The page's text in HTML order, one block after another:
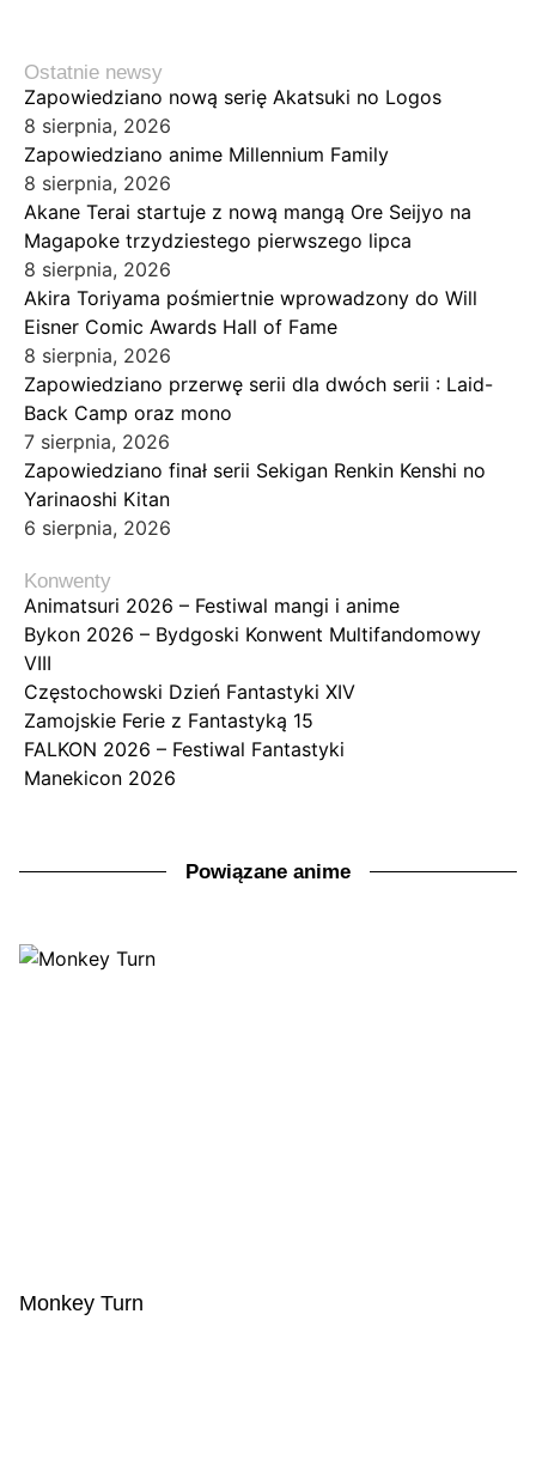
Ostatnie newsy
Zapowiedziano nową serię Akatsuki no Logos
8 sierpnia, 2026
Zapowiedziano anime Millennium Family
8 sierpnia, 2026
Akane Terai startuje z nową mangą Ore Seijyo na
Magapoke trzydziestego pierwszego lipca
8 sierpnia, 2026
Akira Toriyama pośmiertnie wprowadzony do Will
Eisner Comic Awards Hall of Fame
8 sierpnia, 2026
Zapowiedziano przerwę serii dla dwóch serii : Laid-
Back Camp oraz mono
7 sierpnia, 2026
Zapowiedziano finał serii Sekigan Renkin Kenshi no
Yarinaoshi Kitan
6 sierpnia, 2026
Konwenty
Animatsuri 2026 – Festiwal mangi i anime
Bykon 2026 – Bydgoski Konwent Multifandomowy
VIII
Częstochowski Dzień Fantastyki XIV
Zamojskie Ferie z Fantastyką 15
FALKON 2026 – Festiwal Fantastyki
Manekicon 2026
Powiązane anime
Monkey Turn